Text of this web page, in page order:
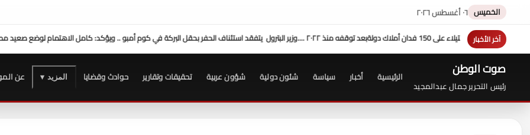
الخميس ٠٦ أغسطس ٢٠٢٦
آخر الأخبار محافظ سوهاج: موافقة الرئيس بعد توقفه منذ ٢٠٢٢ ....وزير البترول يتفقد استئناف الحفر بحقل البركة في كوم أمبو .. ويؤكد: كامل الاهتمام لوضع صعيد مصر على خريطة الاستثمار البترولي
صوت الوطن
رئيس التحرير جمال عبدالمجيد
الرئيسية أخبار سياسة شئون دولية شؤون عربية تحقيقات وتقارير حوادث وقضايا المزيد ▾ عن